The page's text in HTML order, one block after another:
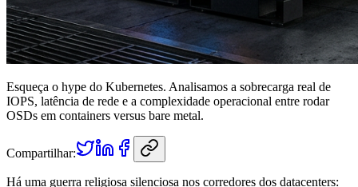
Esqueça o hype do Kubernetes. Analisamos a sobrecarga real de
IOPS, latência de rede e a complexidade operacional entre rodar
OSDs em containers versus bare metal.
Compartilhar:
Há uma guerra religiosa silenciosa nos corredores dos datacenters: